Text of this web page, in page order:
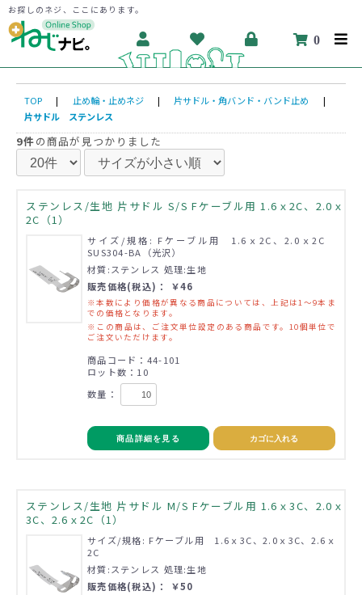
お探しのネジ、ここにあります。
0
TOP | 止め輪・止めネジ | 片サドル・角バンド・バンド止め
|
片サドル ステンレス
9件の商品が見つかりました
ステンレス/生地 片サドル S/S Fケーブル用 1.6ｘ2C、2.0ｘ
2C（1）
サイズ/規格: Fケーブル用 1.6ｘ2C、2.0ｘ2C
SUS304-BA（光沢）
材質:ステンレス 処理:生地
販売価格(税込)： ￥46
※本数により価格が異なる商品については、上記は1～9本ま
での価格となります。
※この商品は、ご注文単位設定のある商品です。10個単位で
ご注文いただけます。
商品コード：44-101
ロット数：10
数量：
商品詳細を見る カゴに入れる
ステンレス/生地 片サドル M/S Fケーブル用 1.6ｘ3C、2.0ｘ
3C、2.6ｘ2C（1）
サイズ/規格: Fケーブル用 1.6ｘ3C、2.0ｘ3C、2.6ｘ
2C
材質:ステンレス 処理:生地
販売価格(税込)： ￥50